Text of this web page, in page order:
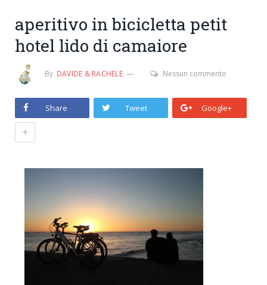
aperitivo in bicicletta petit
hotel lido di camaiore
By DAVIDE & RACHELE Nessun commento
Share Tweet Google+
+